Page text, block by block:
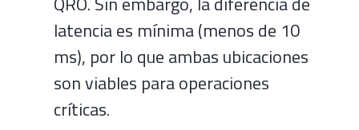
latencia es mínima (menos de 10
ms), por lo que ambas ubicaciones
son viables para operaciones
críticas.